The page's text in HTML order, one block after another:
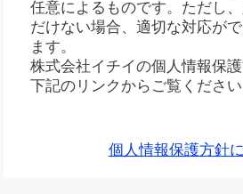
任意によるものです。ただし
だけない場合、適切な対応が
ます。
株式会社イチイの個人情報保護
下記のリンクからご覧ください
個人情報保護方針